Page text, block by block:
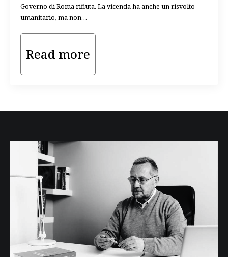
Governo di Roma rifiuta. La vicenda ha anche un risvolto
umanitario, ma non…
Read more